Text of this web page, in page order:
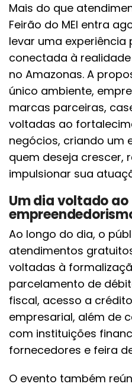
Mais do que
Feirão do MEI entra
levar uma experiência
conectada à
no Amazonas. A
único ambiente,
marcas parceiras,
voltadas ao
negócios, criando um
quem deseja crescer,
impulsionar sua
Um dia voltado ao
Ao longo do dia, o
atendimentos
voltadas à
parcelamento de
fiscal, acesso a
empresarial, além de
com instituições
fornecedores e feira
O evento também